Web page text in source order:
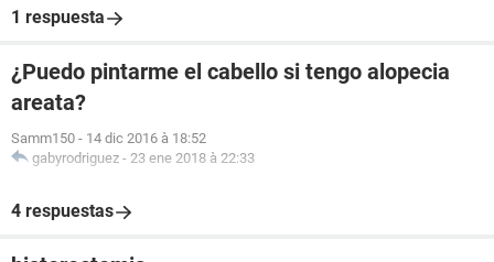
1 respuesta
¿Puedo pintarme el cabello si tengo alopecia
areata?
Samm150 - 14 dic 2016 à 18:52
gabyrodriguez - 23 ene 2018 à 22:33
4 respuestas